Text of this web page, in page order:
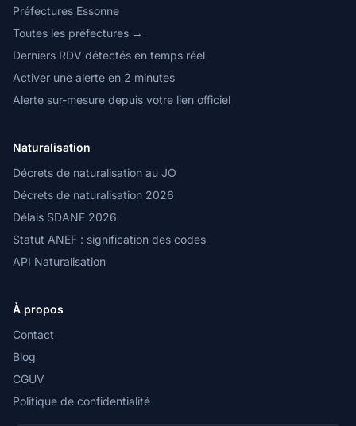
Préfectures Essonne
Toutes les préfectures →
Derniers RDV détectés en temps réel
Activer une alerte en 2 minutes
Alerte sur-mesure depuis votre lien officiel
Naturalisation
Décrets de naturalisation au JO
Décrets de naturalisation 2026
Délais SDANF 2026
Statut ANEF : signification des codes
API Naturalisation
À propos
Contact
Blog
CGUV
Politique de confidentialité